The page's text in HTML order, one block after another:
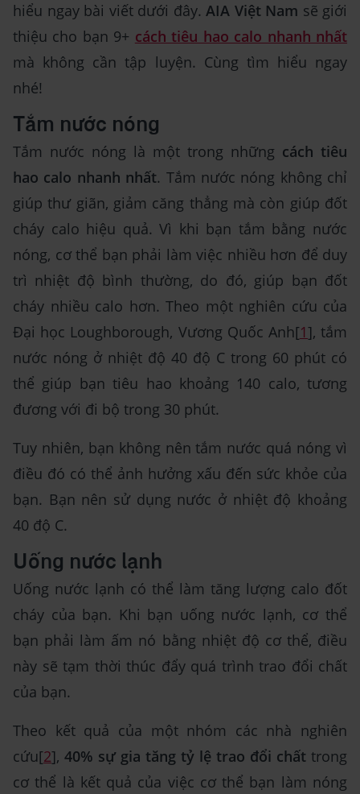
hiểu ngay bài viết dưới đây. AIA Việt Nam sẽ giới
thiệu cho bạn 9+ cách tiêu hao calo nhanh nhất
mà không cần tập luyện. Cùng tìm hiểu ngay
nhé!
Tắm nước nóng
Tắm nước nóng là một trong những cách tiêu
hao calo nhanh nhất. Tắm nước nóng không chỉ
giúp thư giãn, giảm căng thẳng mà còn giúp đốt
cháy calo hiệu quả. Vì khi bạn tắm bằng nước
nóng, cơ thể bạn phải làm việc nhiều hơn để duy
trì nhiệt độ bình thường, do đó, giúp bạn đốt
cháy nhiều calo hơn. Theo một nghiên cứu của
Đại học Loughborough, Vương Quốc Anh[1], tắm
nước nóng ở nhiệt độ 40 độ C trong 60 phút có
thể giúp bạn tiêu hao khoảng 140 calo, tương
đương với đi bộ trong 30 phút.
Tuy nhiên, bạn không nên tắm nước quá nóng vì
điều đó có thể ảnh hưởng xấu đến sức khỏe của
bạn. Bạn nên sử dụng nước ở nhiệt độ khoảng
40 độ C.
Uống nước lạnh
Uống nước lạnh có thể làm tăng lượng calo đốt
cháy của bạn. Khi bạn uống nước lạnh, cơ thể
bạn phải làm ấm nó bằng nhiệt độ cơ thể, điều
này sẽ tạm thời thúc đẩy quá trình trao đổi chất
của bạn.
Theo kết quả của một nhóm các nhà nghiên
cứu[2], 40% sự gia tăng tỷ lệ trao đổi chất trong
cơ thể là kết quả của việc cơ thể bạn làm nóng